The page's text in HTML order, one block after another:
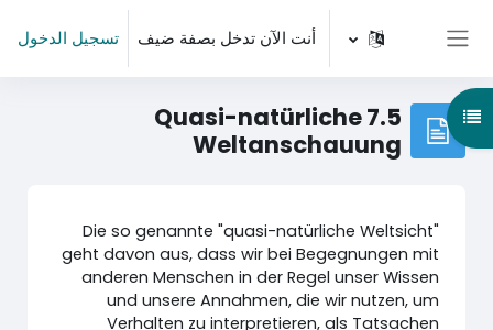
تخطى إلى المحتوى الرئيسي
أنت الآن تدخل بصفة ضيف تسجيل الدخول
7.5 Quasi-natürliche
Weltanschauung
المقرر
Die so genannte "quasi-natürliche Weltsicht"
geht davon aus, dass wir bei Begegnungen mit
anderen Menschen in der Regel unser Wissen
und unsere Annahmen, die wir nutzen, um
Verhalten zu interpretieren, als Tatsachen